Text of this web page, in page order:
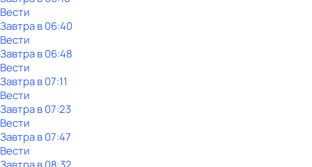
Вести
Завтра в 06:40
Вести
Завтра в 06:48
Вести
Завтра в 07:11
Вести
Завтра в 07:23
Вести
Завтра в 07:47
Вести